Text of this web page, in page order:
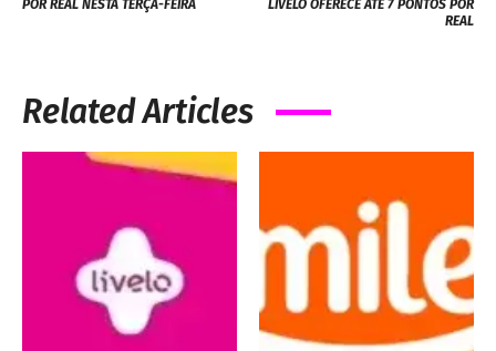
POR REAL NESTA TERÇA-FEIRA
LIVELO OFERECE ATÉ 7 PONTOS POR
REAL
Related Articles